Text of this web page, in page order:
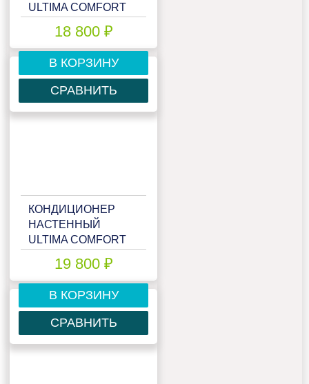
ULTIMA COMFORT
18 800 ₽
В КОРЗИНУ
СРАВНИТЬ
КОНДИЦИОНЕР
НАСТЕННЫЙ
ULTIMA COMFORT
19 800 ₽
В КОРЗИНУ
СРАВНИТЬ